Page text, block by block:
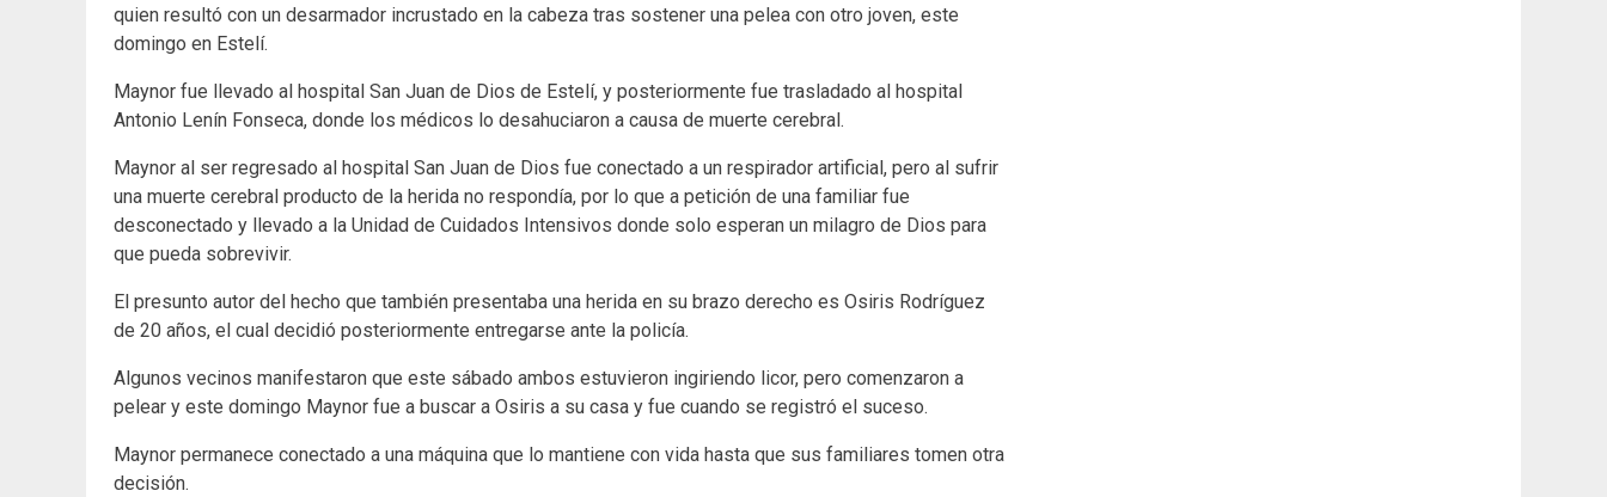
quien resultó con un desarmador incrustado en la cabeza tras sostener una pelea con otro joven, este
domingo en Estelí.
Maynor fue llevado al hospital San Juan de Dios de Estelí, y posteriormente fue trasladado al hospital
Antonio Lenín Fonseca, donde los médicos lo desahuciaron a causa de muerte cerebral.
Maynor al ser regresado al hospital San Juan de Dios fue conectado a un respirador artificial, pero al sufrir
una muerte cerebral producto de la herida no respondía, por lo que a petición de una familiar fue
desconectado y llevado a la Unidad de Cuidados Intensivos donde solo esperan un milagro de Dios para
que pueda sobrevivir.
El presunto autor del hecho que también presentaba una herida en su brazo derecho es Osiris Rodríguez
de 20 años, el cual decidió posteriormente entregarse ante la policía.
Algunos vecinos manifestaron que este sábado ambos estuvieron ingiriendo licor, pero comenzaron a
pelear y este domingo Maynor fue a buscar a Osiris a su casa y fue cuando se registró el suceso.
Maynor permanece conectado a una máquina que lo mantiene con vida hasta que sus familiares tomen otra
decisión.